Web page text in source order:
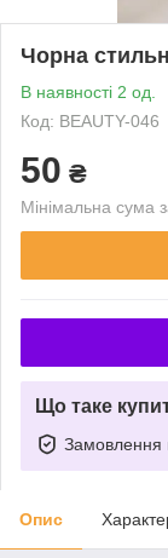
Чорна
В наявності 2 од.
Код: BEAUTY-046
50 ₴
Мінімальна сума
Що таке
Замовлення
Опис